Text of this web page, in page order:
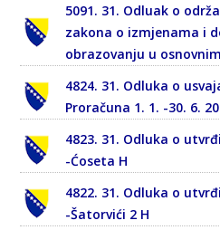
5091. 31. Odluak o
zakona o izmjenama i
obrazovanju u
4824. 31. Odluka o
Proračuna 1. 1. -30. 6.
4823. 31. Odluka o
-Ćoseta H
4822. 31. Odluka o
-Šatorvići 2 H